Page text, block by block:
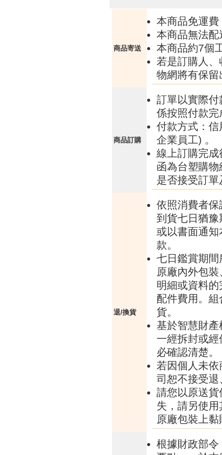
商品寄送
本商品免運
本商品無法配
本商品約7個
若是訂購人
物網將有保
商品訂購
訂單以實際
係按照付款
付款方式：
企業員工) 。
線上訂購完
函為台塑購
是否接受訂
退/換貨
依照消費者
到貨七日猶
或以書面通
款。
七日鑑賞期
原廠內外包
明細或資料
配件費用。
貨。
基於智慧財
一經拆封或
必確認清楚。
若因個人未
司恕不接受
請您以原送
失，請另使
原廠包裝上
根據財政部